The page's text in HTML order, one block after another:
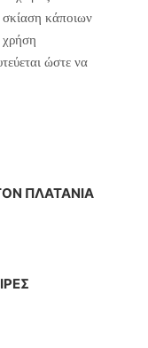
κάποιων
χρήση
ώστε να
ΠΛΑΤΑΝΙΑ